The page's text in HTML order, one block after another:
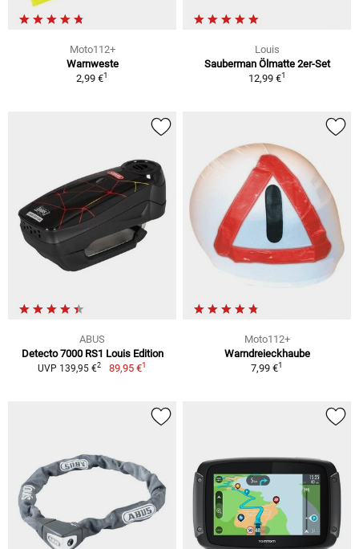
Moto112+
Warnweste
2,99 €1
Louis
Sauberman Ölmatte 2er-Set
12,99 €1
ABUS
Detecto 7000 RS1 Louis Edition
UVP 139,95 €2 89,95 €1
Moto112+
Warndreieckhaube
7,99 €1